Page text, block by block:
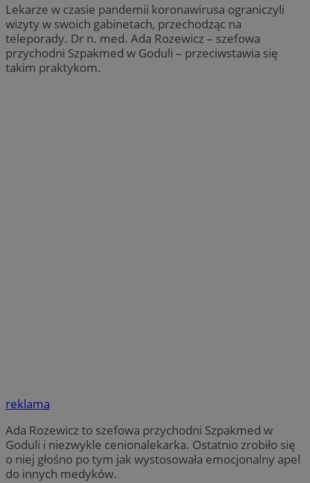
Lekarze w czasie pandemii koronawirusa ograniczyli
wizyty w swoich gabinetach, przechodząc na
teleporady. Dr n. med. Ada Rozewicz – szefowa
przychodni Szpakmed w Goduli – przeciwstawia się
takim praktykom.
reklama
Ada Rozewicz to szefowa przychodni Szpakmed w
Goduli i niezwykle cenionalekarka. Ostatnio zrobiło się
o niej głośno po tym jak wystosowała emocjonalny apel
do innych medyków.